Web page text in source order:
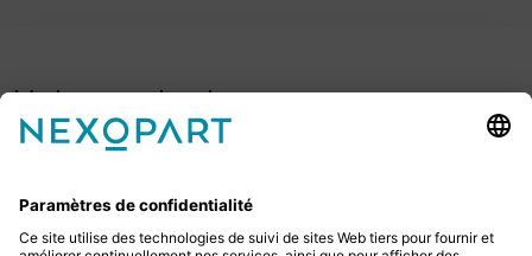
Votre contact avec nous.
Avez-vous des questions ? Alors sil vous plaît
+49 2522 59084 0
sales@nexopart.com